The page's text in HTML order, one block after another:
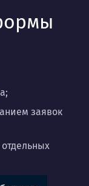
заявок